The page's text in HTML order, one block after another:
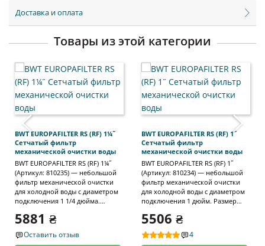
Доставка и оплата
Товары из этой категории
BWT EUROPAFILTER RS (RF) 1¼˝
Сетчатый фильтр
механической очистки воды
BWT EUROPAFILTER RS (RF) 1¼˝
(Артикул: 810235) — небольшой
фильтр механической очистки
для холодной воды с диаметром
подключения 1 1/4 дюйма.
сетки — 90–110 микрон (0,09–0,11
фильтр BWT EUROPAFILTER RS (RF)
5881 ₴
Оставить отзыв
BWT EUROPAFILTER RS (RF) 1˝
Сетчатый фильтр
механической очистки воды
BWT EUROPAFILTER RS (RF) 1˝
(Артикул: 810234) — небольшой
фильтр механической очистки
для холодной воды с диаметром
подключения 1 дюйм. Размер
110 микрон (0,09–0,11 мм). Купив
самопромывной фильтр BWT
EUROPAFILTER RS (RF) 1˝, вы не
5506 ₴
4
‹ ›